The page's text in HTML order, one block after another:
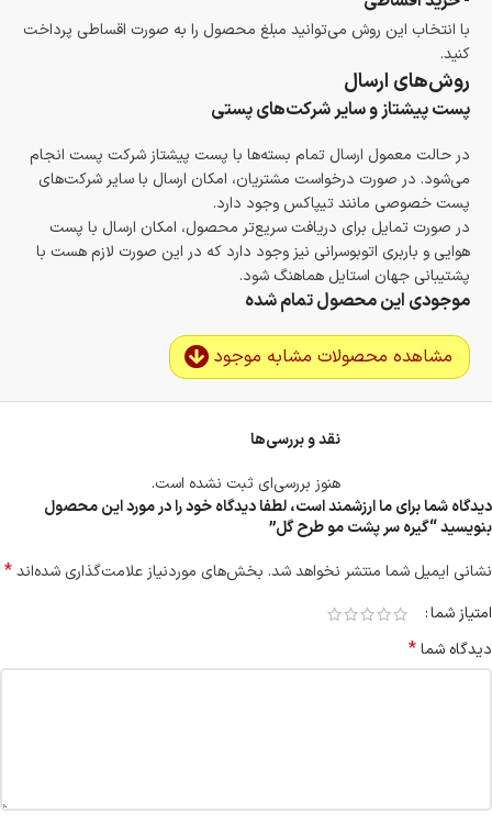
با انتخاب این روش می‌توانید مبلغ محصول را به صورت اقساطی پرداخت
کنید.
روش‌های ارسال
پست پیشتاز و سایر شرکت‌های پستی
در حالت معمول ارسال تمام بسته‌ها با پست پیشتاز شرکت پست انجام
می‌شود. در صورت درخواست مشتریان، امکان ارسال با سایر شرکت‌های
پست خصوصی مانند تیپاکس وجود دارد.
در صورت تمایل برای دریافت سریع‌تر محصول، امکان ارسال با پست
هوایی و باربری اتوبوسرانی نیز وجود دارد که در این صورت لازم هست با
پشتیبانی جهان استایل هماهنگ شود.
موجودی این محصول تمام شده
مشاهده محصولات مشابه موجود
نقد و بررسی‌ها
هنوز بررسی‌ای ثبت نشده است.
دیدگاه شما برای ما ارزشمند است، لطفا دیدگاه خود را در مورد این محصول
بنویسید “گیره سر پشت مو طرح گل”
نشانی ایمیل شما منتشر نخواهد شد. بخش‌های موردنیاز علامت‌گذاری شده‌اند*
امتیاز شما
دیدگاه شما*